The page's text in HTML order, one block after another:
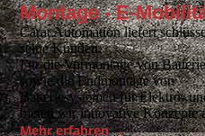
Montage - E-
Carat Automation liefert
seine Kunden.
Für die Vormontage von
sowie die Endmontage von
Batteriesystemen für Elektro-
bieten wir innovative Konzepte
Mehr erfahren →